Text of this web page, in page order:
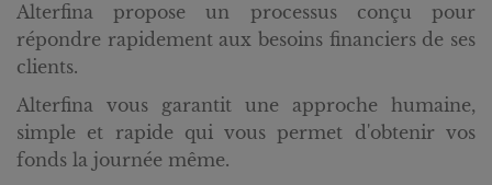
Alterfina propose un processus conçu pour
répondre rapidement aux besoins financiers de ses
clients.
Alterfina vous garantit une approche humaine,
simple et rapide qui vous permet d'obtenir vos
fonds la journée même.